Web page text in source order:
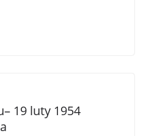
19 luty 1954